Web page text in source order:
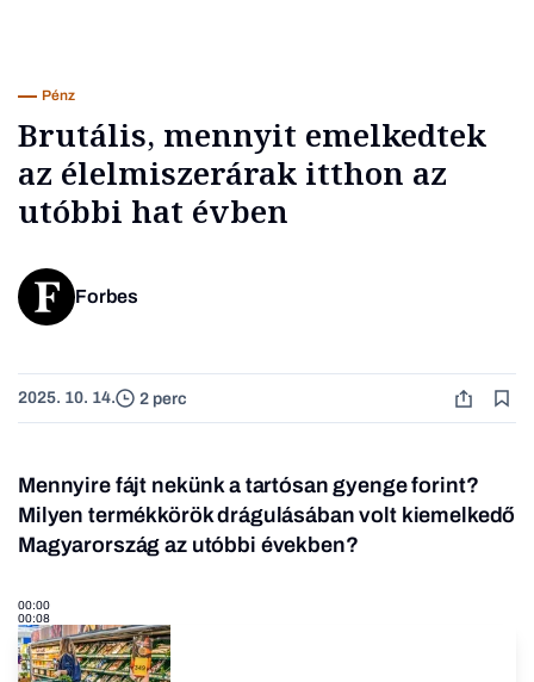
Pénz
Brutális, mennyit emelkedtek
az élelmiszerárak itthon az
utóbbi hat évben
Forbes
2025. 10. 14. 2 perc
Mennyire fájt nekünk a tartósan gyenge forint?
Milyen termékkörök drágulásában volt kiemelkedő
Magyarország az utóbbi években?
00:00
00:08